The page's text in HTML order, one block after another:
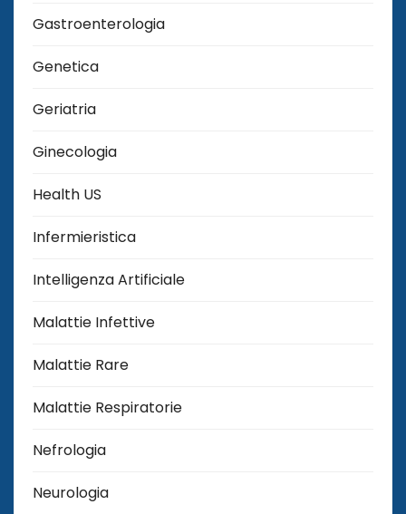
Gastroenterologia
Genetica
Geriatria
Ginecologia
Health US
Infermieristica
Intelligenza Artificiale
Malattie Infettive
Malattie Rare
Malattie Respiratorie
Nefrologia
Neurologia